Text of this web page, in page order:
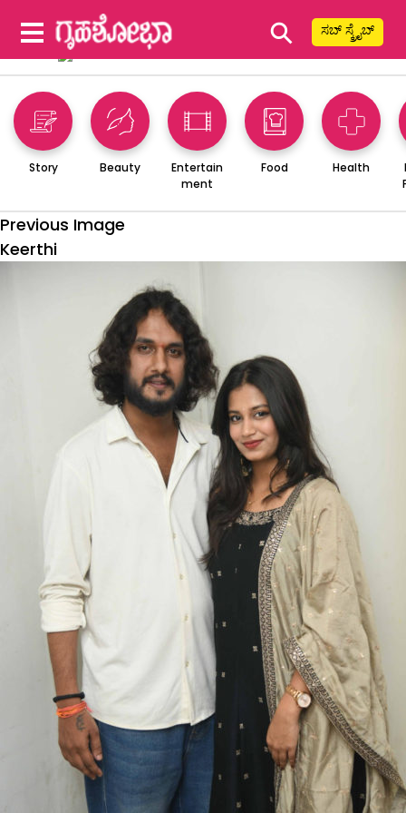
⚲ ಸಬ್ ಸ್ಕ್ರೈಬ್
Story Beauty
Entertain
ment
Food Health
Previous Image
Keerthi